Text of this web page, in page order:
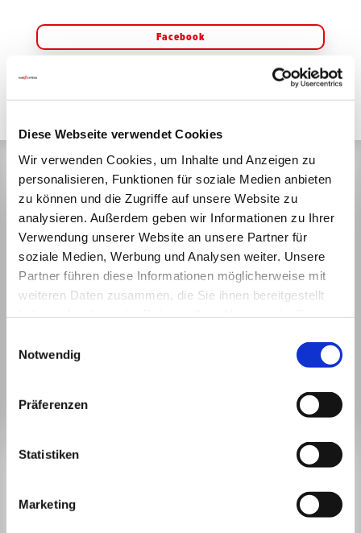
Diese Webseite verwendet Cookies
Wir verwenden Cookies, um Inhalte und Anzeigen zu
personalisieren, Funktionen für soziale Medien anbieten
zu können und die Zugriffe auf unsere Website zu
analysieren. Außerdem geben wir Informationen zu Ihrer
Verwendung unserer Website an unsere Partner für
soziale Medien, Werbung und Analysen weiter. Unsere
Partner führen diese Informationen möglicherweise mit
weiteren Daten zusammen, die Sie ihnen bereitgestellt
Notwendig
Präferenzen
Statistiken
Marketing
Facebook
BLEIBEN WIR IN
KONTAKT.